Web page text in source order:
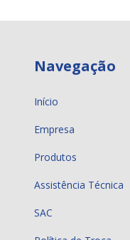
Navegação
Início
Empresa
Produtos
Assistência Técnica
SAC